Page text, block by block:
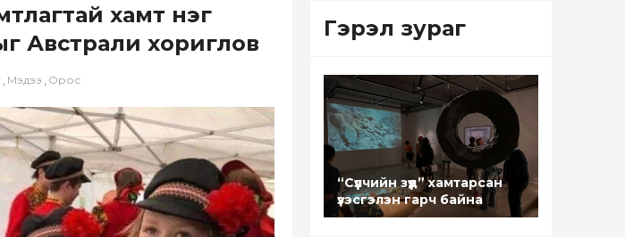
хамт нэг
Австрали хориглов
, Мэдээ , Орос
Гэрэл зураг
“Сүүлчийн зүүд” хамтарсан
үзэсгэлэн гарч байна